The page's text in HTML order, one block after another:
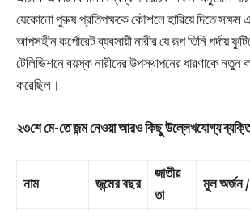
যেকোনো পুরুষ প্রতিপক্ষকে কৌশলে হারিয়ে দিতে
আপসহীন কর্পোরেট ব্যবসায়ী নারীর যে রূপ তিনি পর্দায়
টেলিভিশনে বয়স্ক নারীদের উপস্থাপনের ধারণাকে নতুন
করেছিল।
২৩শে মে-তে জন্ম নেওয়া আরও কিছু উল্লেখযোগ্য
নাম জন্মের বছর
জাতীয়
তা
মূল অর্জন /